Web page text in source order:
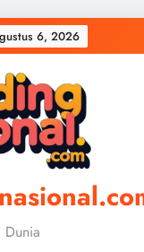
6, 2026
Dunia